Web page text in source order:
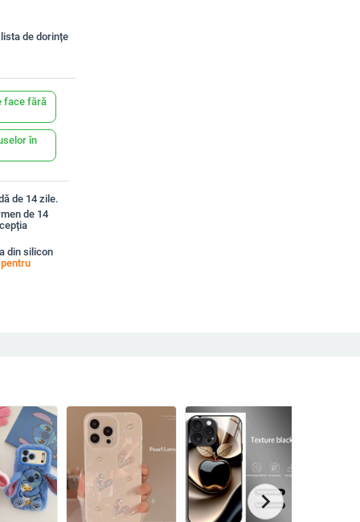
de dorințe
face fără
în
de 14 zile.
de 14
din silicon
chevron_right